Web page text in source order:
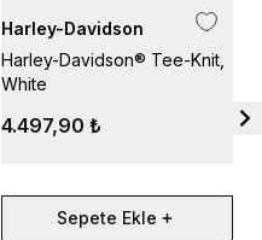
Harley-Davidson
Harley-Davidson® Tee-Knit,
White
4.497,90 ₺
Sepete Ekle